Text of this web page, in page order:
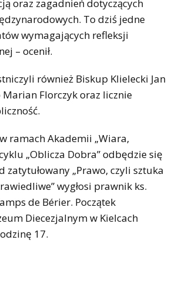
oraz zagadnień dotyczących
To dziś jedne
wymagających refleksji
– ocenił.
również Biskup KIielecki Jan
Florczyk oraz licznie
ramach Akademii „Wiara,
„Oblicza Dobra” odbędzie się
zatytułowany „Prawo, czyli sztuka
wygłosi prawnik ks.
de Bérier. Początek
Diecezjalnym w Kielcach
17.